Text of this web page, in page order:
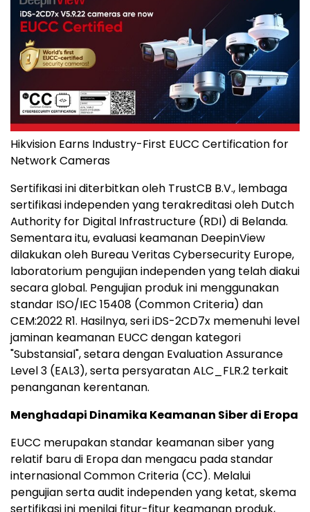
Hikvision Earns Industry-First EUCC Certification for
Network Cameras
Sertifikasi ini diterbitkan oleh TrustCB B.V., lembaga
sertifikasi independen yang terakreditasi oleh Dutch
Authority for Digital Infrastructure (RDI) di Belanda.
Sementara itu, evaluasi keamanan DeepinView
dilakukan oleh Bureau Veritas Cybersecurity Europe,
laboratorium pengujian independen yang telah diakui
secara global. Pengujian produk ini menggunakan
standar ISO/IEC 15408 (Common Criteria) dan
CEM:2022 R1. Hasilnya, seri iDS-2CD7x memenuhi level
jaminan keamanan EUCC dengan kategori
"Substansial", setara dengan Evaluation Assurance
Level 3 (EAL3), serta persyaratan ALC_FLR.2 terkait
penanganan kerentanan.
Menghadapi Dinamika Keamanan Siber di Eropa
EUCC merupakan standar keamanan siber yang
relatif baru di Eropa dan mengacu pada standar
internasional Common Criteria (CC). Melalui
pengujian serta audit independen yang ketat, skema